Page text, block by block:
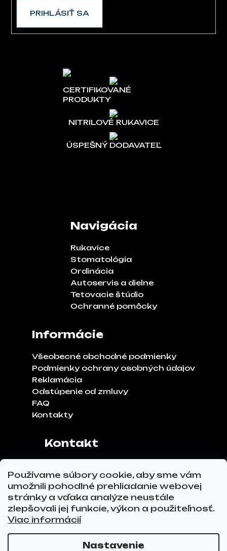
Používame súbory cookie, aby sme vám
umožnili pohodlné prehliadanie webovej
stránky a vďaka analýze neustále
zlepšovali jej funkcie, výkon a použiteľnosť.
Viac informácií
Nastavenie
PRIHLÁSIŤ SA
CERTIFIKOVANÉ
PRODUKTY
NITRILOVÉ RUKAVICE
ÚSPEŠNÝ DODAVATEĽ
Navigácia
Rukavice
Stomatológia
Ordinácia
Autoservis a dielne
Tetovacie štúdio
Ochranné pomôcky
Informácie
Všeobecné obchodné podmienky
Podmienky ochrany osobných údajov
Reklamácia
Odstúpenie od zmluvy
FAQ
Kontakty
Kontakt
Hviezdoslavov
Tel.č.:0911 271 302
Email:info@glovez.sk